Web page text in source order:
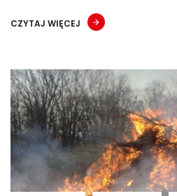
CZYTAJ WIĘCEJ